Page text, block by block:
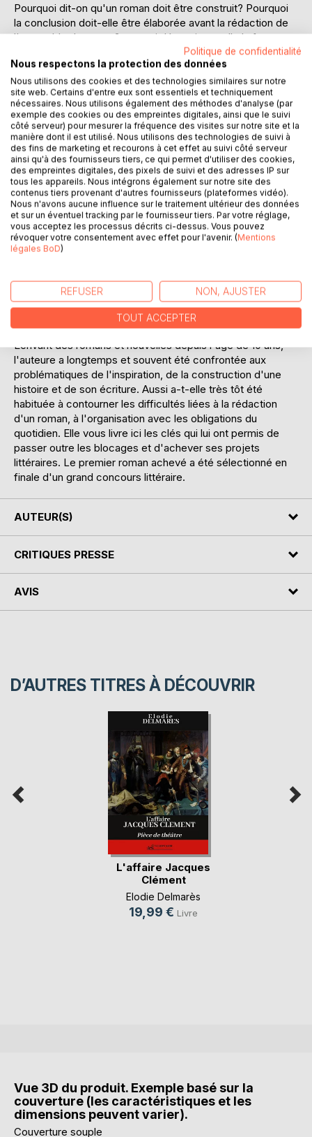
Pourquoi dit-on qu'un roman doit être construit? Pourquoi
la conclusion doit-elle être élaborée avant la rédaction de
l'ensemble du roman? en quoi détermine-t-elle la façon
dont le premier chapitre est écrit? Pourquoi rédiger des
fiches personnages et en quoi cela conditionne-t-il le bon
déroulement de la suite? Comment organiser l'écriture de
votre roman en fonction de votre quotidien ( ou le
contraire?
Quelle que soit la forme de votre roman, il y a des bases et
des dénominateurs communs, des passages obligés. Ce
travail en amont vous permettra d'être plus efficace dans a
rédaction de votre roman, et de produire, très vite, un écrit
de qualité.
Une fois la méthodologie maîtrisée, l'appliquer deviendra
un réflexe et une écriture ainsi facilitée vous procurera des
bonheurs inédits et sans limites. Les blocages dépassés,
Je vous souhaite une belle et longue carrière d'écrivain.
Un mot sur l'auteur.:
Ecrivant des romans et nouvelles depuis l'âge de 10 ans,
l'auteure a longtemps et souvent été confrontée aux
problématiques de l'inspiration, de la construction d'une
histoire et de son écriture. Aussi a-t-elle très tôt été
habituée à contourner les difficultés liées à la rédaction
d'un roman, à l'organisation avec les obligations du
quotidien. Elle vous livre ici les clés qui lui ont permis de
passer outre les blocages et d'achever ses projets
littéraires. Le premier roman achevé a été sélectionné en
finale d'un grand concours littéraire.
AUTEUR(S)
CRITIQUES PRESSE
AVIS
D’AUTRES TITRES À DÉCOUVRIR
L'affaire Jacques
Clément
Elodie Delmarès
19,99 € Livre
Vue 3D du produit. Exemple basé sur la
couverture (les caractéristiques et les
dimensions peuvent varier).
Couverture souple
Politique de confidentialité
Nous respectons la protection des données
Nous utilisons des cookies et des technologies similaires sur notre
site web. Certains d'entre eux sont essentiels et techniquement
nécessaires. Nous utilisons également des méthodes d'analyse (par
exemple des cookies ou des empreintes digitales, ainsi que le suivi
côté serveur) pour mesurer la fréquence des visites sur notre site et la
manière dont il est utilisé. Nous utilisons des technologies de suivi à
des fins de marketing et recourons à cet effet au suivi côté serveur
ainsi qu'à des fournisseurs tiers, ce qui permet d'utiliser des cookies,
des empreintes digitales, des pixels de suivi et des adresses IP sur
tous les appareils. Nous intégrons également sur notre site des
contenus tiers provenant d'autres fournisseurs (plateformes vidéo).
Nous n'avons aucune influence sur le traitement ultérieur des données
et sur un éventuel tracking par le fournisseur tiers. Par votre réglage,
vous acceptez les processus décrits ci-dessus. Vous pouvez
révoquer votre consentement avec effet pour l'avenir. (Mentions
légales BoD)
REFUSER NON, AJUSTER
TOUT ACCEPTER